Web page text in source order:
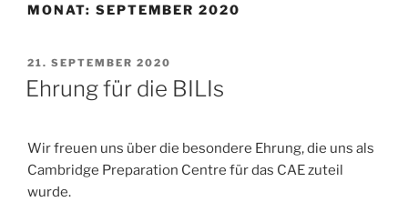
MONAT: SEPTEMBER 2020
VERÖFFENTLICHT
AM
21. SEPTEMBER 2020
Ehrung für die BILIs
Wir freuen uns über die besondere Ehrung, die uns als
Cambridge Preparation Centre für das CAE zuteil
wurde.